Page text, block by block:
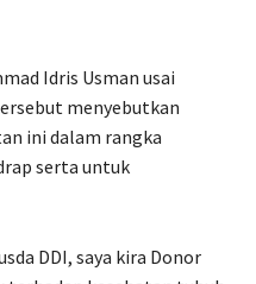
Idris Usman usai
menyebutkan
ini dalam rangka
serta untuk
DDI, saya kira Donor